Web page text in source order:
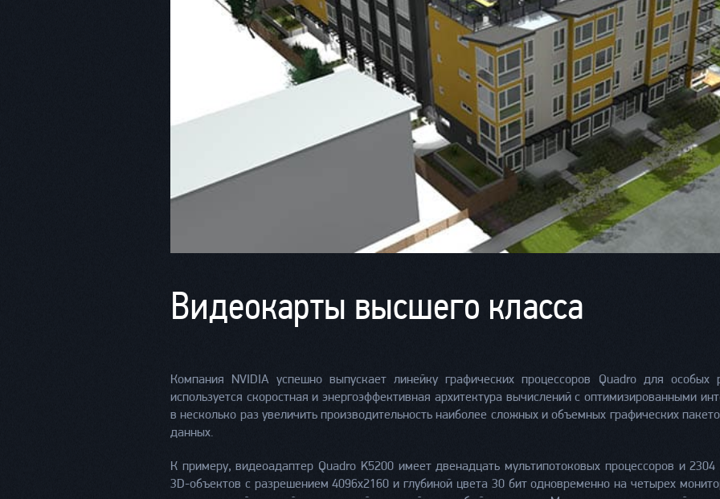
Видеокарты высшего класса
Компания NVIDIA успешно выпускает линейку графических процессоров Quadro для особых
используется скоростная и энергоэффективная архитектура вычислений с оптимизированными
в несколько раз увеличить производительность наиболее сложных и объемных графических
данных.
К примеру, видеоадаптер Quadro K5200 имеет двенадцать мультипотоковых процессоров и
3D-объектов с разрешением 4096х2160 и глубиной цвета 30 бит одновременно на четырех